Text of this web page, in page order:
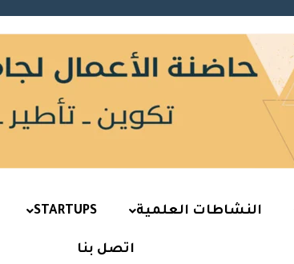
النشاطات العلمية STARTUPS
اتصل بنا